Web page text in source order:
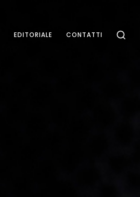
EDITORIALE CONTATTI